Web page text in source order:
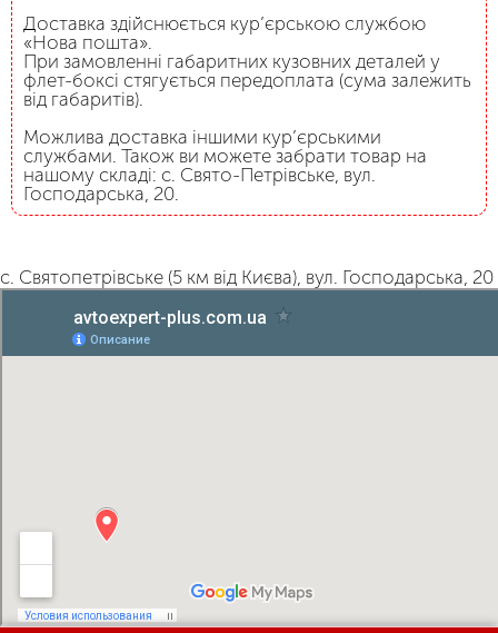
Доставка здійснюється кур’єрською службою
«Нова пошта».
При замовленні габаритних кузовних деталей у
флет-боксі стягується передоплата (сума залежить
від габаритів).
Можлива доставка іншими кур’єрськими
службами. Також ви можете забрати товар на
нашому складі: с. Свято-Петрівське, вул.
Господарська, 20.
с. Святопетрівське (5 км від Києва), вул. Господарська, 20